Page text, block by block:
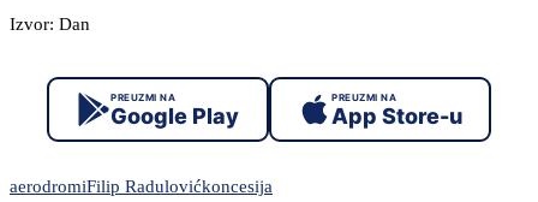
Izvor: Dan
PREUZMI NA
Google Play
PREUZMI NA
App Store-u
aerodromiFilip Radulovićkoncesija